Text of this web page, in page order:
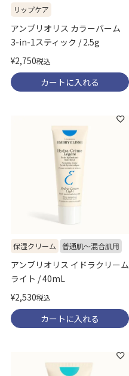
リップケア
アンブリオリス カラーバーム
3-in-1スティック / 2.5g
¥2,750税込
カートに入れる
保湿クリーム 普通肌～混合肌用
アンブリオリス イドラクリーム
ライト / 40mL
¥2,530税込
カートに入れる